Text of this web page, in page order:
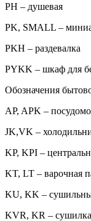
PH – душевая
PK, SMALL –
PKH – раздевалка
PYKK – шкаф для
Обозначения
AP, APK –
JK,VK –
KP, KPI –
KT, LT – варочная
KU, KK –
KVR, KR – сушилка